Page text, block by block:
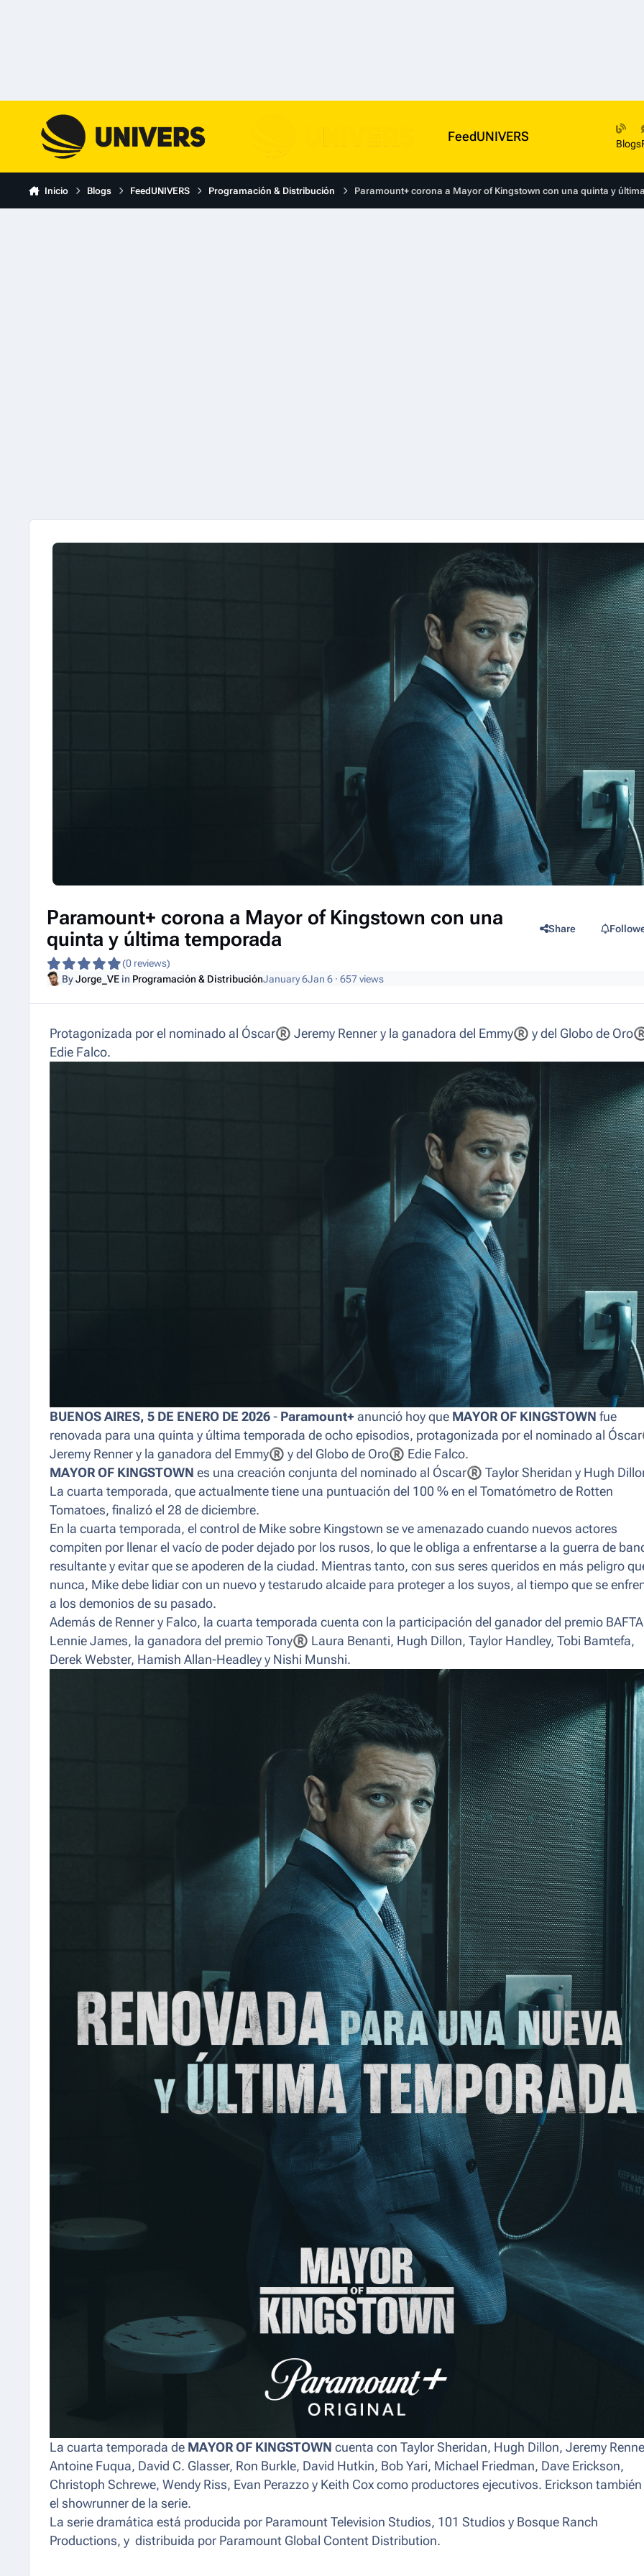
FeedUNIVERS Blogs
Inicio Blogs FeedUNIVERS Programación & Distribución Paramount+ corona a Mayor of Kingstown con una quinta y
Paramount+ corona a Mayor of Kingstown con una
quinta y última temporada
(0 reviews)
Share
ByJorge_VEin Programación & DistribuciónJanuary 6Jan 6· 657 views
Protagonizada por el nominado al Óscar® Jeremy Renner y la ganadora del Emmy® y del Globo de Oro
Edie Falco.
BUENOS AIRES, 5 DE ENERO DE 2026 - Paramount+ anunció hoy que MAYOR OF KINGSTOWN fue
renovada para una quinta y última temporada de ocho episodios, protagonizada por el nominado al Óscar
Jeremy Renner y la ganadora del Emmy® ︎︎ y del Globo de Oro® ︎︎ Edie Falco.
MAYOR OF KINGSTOWN es una creación conjunta del nominado al Óscar® Taylor Sheridan y Hugh
La cuarta temporada, que actualmente tiene una puntuación del 100 % en el Tomatómetro de Rotten
Tomatoes, finalizó el 28 de diciembre.
En la cuarta temporada, el control de Mike sobre Kingstown se ve amenazado cuando nuevos actores
compiten por llenar el vacío de poder dejado por los rusos, lo que le obliga a enfrentarse a la guerra de
resultante y evitar que se apoderen de la ciudad. Mientras tanto, con sus seres queridos en más peligro
nunca, Mike debe lidiar con un nuevo y testarudo alcaide para proteger a los suyos, al tiempo que se
a los demonios de su pasado.
Además de Renner y Falco, la cuarta temporada cuenta con la participación del ganador del premio BAFTA
Lennie James, la ganadora del premio Tony® ︎︎ Laura Benanti, Hugh Dillon, Taylor Handley, Tobi Bamtefa,
Derek Webster, Hamish Allan-Headley y Nishi Munshi.
La cuarta temporada de MAYOR OF KINGSTOWN cuenta con Taylor Sheridan, Hugh Dillon, Jeremy
Antoine Fuqua, David C. Glasser, Ron Burkle, David Hutkin, Bob Yari, Michael Friedman, Dave Erickson,
Christoph Schrewe, Wendy Riss, Evan Perazzo y Keith Cox como productores ejecutivos. Erickson también
el showrunner de la serie.
La serie dramática está producida por Paramount Television Studios, 101 Studios y Bosque Ranch
Productions, y distribuida por Paramount Global Content Distribution.